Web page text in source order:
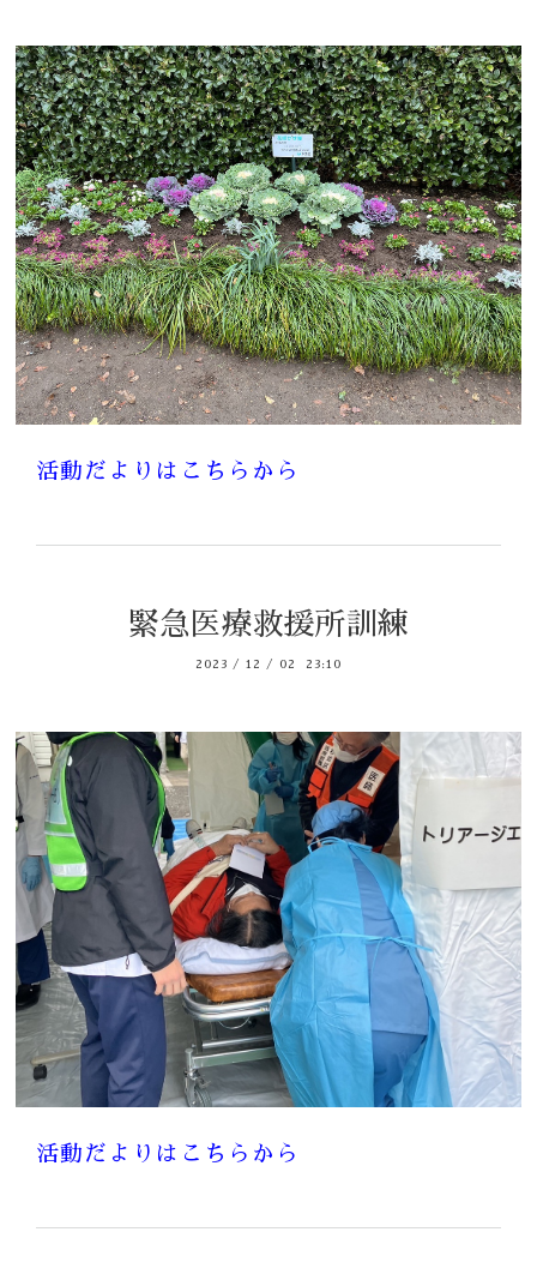
活動だよりはこちらから
緊急医療救援所訓練
2023 / 12 / 02 23:10
活動だよりはこちらから